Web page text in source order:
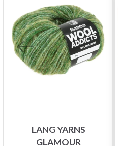
LANG YARNS
GLAMOUR